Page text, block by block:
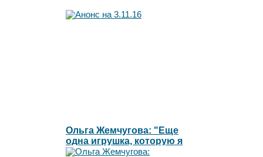
Ольга Жемчугова: "Еще
одна игрушка, которую я
готова сжечь"l